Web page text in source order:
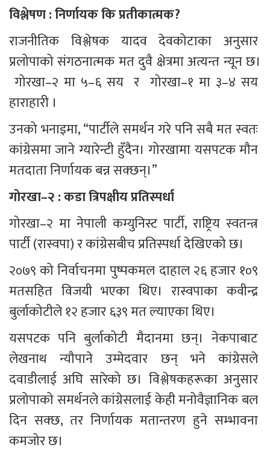
विश्लेषण : निर्णायक कि प्रतीकात्मक?
राजनीतिक विश्लेषक यादव देवकोटाका अनुसार
प्रलोपाको संगठनात्मक मत दुवै क्षेत्रमा अत्यन्त न्यून छ।
गोरखा–२ मा ५–६ सय  र  गोरखा–१ मा ३–४ सय
हाराहारी ।
उनको भनाइमा, “पार्टीले समर्थन गरे पनि सबै मत स्वतः
कांग्रेसमा जाने ग्यारेन्टी हुँदैन। गोरखामा यसपटक मौन
मतदाता निर्णायक बन्न सक्छन्।”
गोरखा–२ : कडा त्रिपक्षीय प्रतिस्पर्धा
गोरखा–२ मा नेपाली कम्युनिस्ट पार्टी, राष्ट्रिय स्वतन्त्र
पार्टी (रास्वपा) र कांग्रेसबीच प्रतिस्पर्धा देखिएको छ।
२०७९ को निर्वाचनमा पुष्पकमल दाहाल २६ हजार १०९
मतसहित विजयी भएका थिए। रास्वपाका कवीन्द्र
बुर्लाकोटीले १२ हजार ६३९ मत ल्याएका थिए।
यसपटक पनि बुर्लाकोटी मैदानमा छन्। नेकपाबाट
लेखनाथ न्यौपाने उम्मेदवार छन् भने कांग्रेसले
दवाडीलाई अघि सारेको छ। विश्लेषकहरूका अनुसार
प्रलोपाको समर्थनले कांग्रेसलाई केही मनोवैज्ञानिक बल
दिन सक्छ, तर निर्णायक मतान्तरण हुने सम्भावना
कमजोर छ।